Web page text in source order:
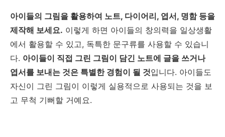
아이들의 그림을 활용하여 노트, 다이어리, 엽서, 명함 등을
제작해 보세요. 이렇게 하면 아이들의 창의력을 일상생활
에서 활용할 수 있고, 독특한 문구류를 사용할 수 있습니
다. 아이들이 직접 그린 그림이 담긴 노트에 글을 쓰거나
엽서를 보내는 것은 특별한 경험이 될 것입니다. 아이들도
자신이 그린 그림이 이렇게 실용적으로 사용되는 것을 보
고 무척 기뻐할 거예요.